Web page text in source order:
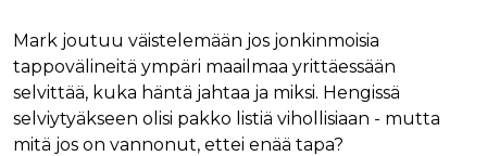
Mark joutuu väistelemään jos jonkinmoisia
tappovälineitä ympäri maailmaa yrittäessään
selvittää, kuka häntä jahtaa ja miksi. Hengissä
selviytyäkseen olisi pakko listiä vihollisiaan - mutta
mitä jos on vannonut, ettei enää tapa?